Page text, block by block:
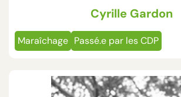
Cyrille Gardon
Maraîchage Passé.e par les CDP